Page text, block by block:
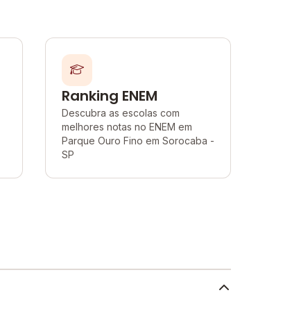
Ranking ENEM
Descubra as escolas com
melhores notas no ENEM em
Parque Ouro Fino em Sorocaba -
SP